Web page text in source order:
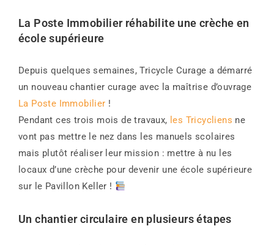
La Poste Immobilier réhabilite une crèche en
école supérieure
Depuis quelques semaines, Tricycle Curage a démarré
un nouveau chantier curage avec la maîtrise d’ouvrage
La Poste Immobilier !
Pendant ces trois mois de travaux, les Tricycliens ne
vont pas mettre le nez dans les manuels scolaires
mais plutôt réaliser leur mission : mettre à nu les
locaux d’une crèche pour devenir une école supérieure
sur le Pavillon Keller !
Un chantier circulaire en plusieurs étapes